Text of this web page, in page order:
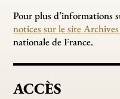
Pour plus d’informations
notices sur le site
nationale de France.
ACCÈS